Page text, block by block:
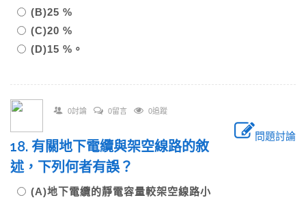
(B)25 %
(C)20 %
(D)15 %。
0討論 0留言 0追蹤
問題討論
18. 有關地下電纜與架空線路的敘
述，下列何者有誤？
(A)地下電纜的靜電容量較架空線路小